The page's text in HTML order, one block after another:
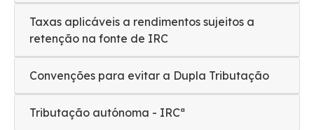
Taxas aplicáveis a rendimentos sujeitos a
retenção na fonte de IRC
Convenções para evitar a Dupla Tributação
Tributação autónoma - IRCª